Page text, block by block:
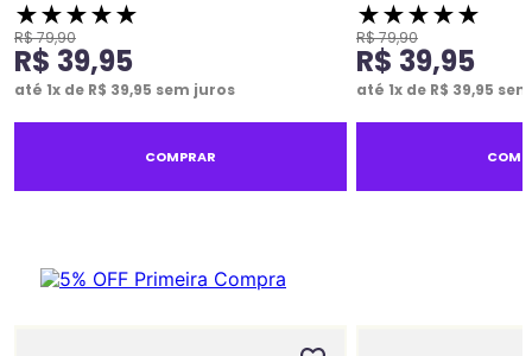
★★★★★
R$79,90
R$ 39,95
até 1x de R$ 39,95 sem juros
COMPRAR
★★★★★
R$79,90
R$ 39,95
até 1x de R$ 39,95